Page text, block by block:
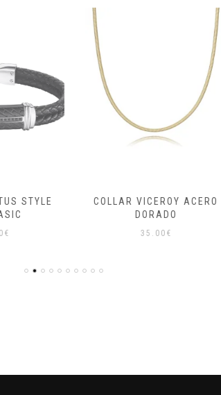
COLLAR VICEROY ACERO
PULSERA